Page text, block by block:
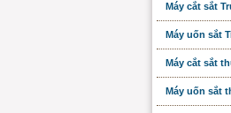
Máy cắt sắt
Máy uốn sắt
Máy cắt sắt
Máy uốn sắt